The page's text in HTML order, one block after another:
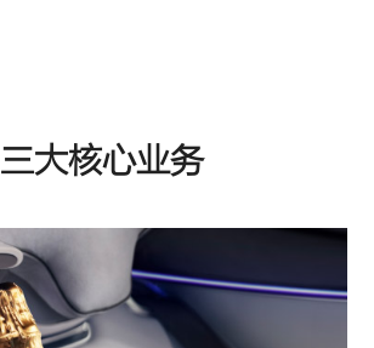
三大核心业务